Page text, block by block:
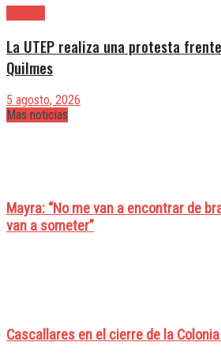
La UTEP realiza una protesta
Quilmes
5 agosto, 2026
Mas noticias
Mayra: “No me van a encontrar de
van a someter”
Cascallares en el cierre de la